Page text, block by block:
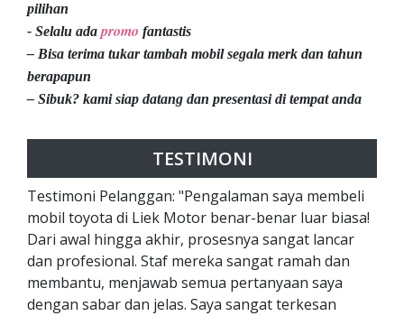
pilihan
- Selalu ada promo fantastis
– Bisa terima tukar tambah mobil segala merk dan tahun
berapapun
– Sibuk? kami siap datang dan presentasi di tempat anda
TESTIMONI
Testimoni Pelanggan: "Pengalaman saya membeli
mobil toyota di Liek Motor benar-benar luar biasa!
Dari awal hingga akhir, prosesnya sangat lancar
dan profesional. Staf mereka sangat ramah dan
membantu, menjawab semua pertanyaan saya
dengan sabar dan jelas. Saya sangat terkesan